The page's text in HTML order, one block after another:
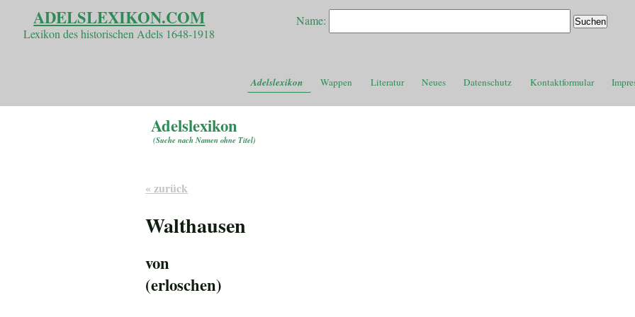
ADELSLEXIKON.COM
Lexikon des historischen Adels 1648-1918
Name:
Adelslexikon Wappen Literatur Neues Datenschutz Kontaktformular
Adelslexikon
(Suche nach Namen ohne Titel)
« zurück
Walthausen
von
(erloschen)